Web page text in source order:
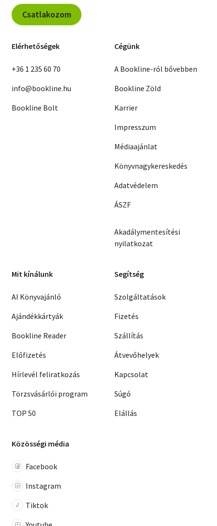
Csatlakozom
Elérhetőségek
+36 1 235 60 70
info@bookline.hu
Bookline Bolt
Cégünk
A Bookline-ról bővebben
Bookline Zöld
Karrier
Impresszum
Médiaajánlat
Könyvnagykereskedés
Adatvédelem
ÁSZF
Akadálymentesítési
nyilatkozat
Mit kínálunk
AI Könyvajánló
Ajándékkártyák
Bookline Reader
Előfizetés
Hírlevél feliratkozás
Törzsvásárlói program
TOP 50
Segítség
Szolgáltatások
Fizetés
Szállítás
Átvevőhelyek
Kapcsolat
Súgó
Elállás
Közösségi média
Facebook
Instagram
Tiktok